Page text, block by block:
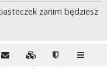
zanim będziesz